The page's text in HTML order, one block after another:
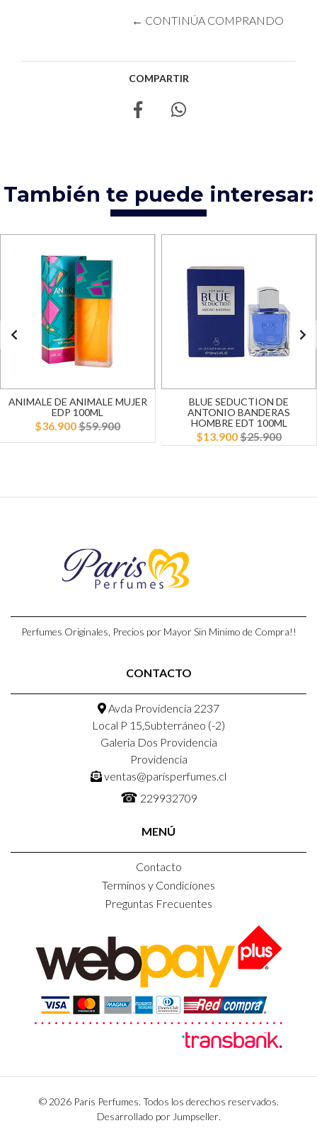
← CONTINÚA COMPRANDO
COMPARTIR
También te puede interesar:
ANIMALE DE ANIMALE MUJER
EDP 100ML
$36.900$59.900
BLUE SEDUCTION DE
ANTONIO BANDERAS
HOMBRE EDT 100ML
$13.900$25.900
Perfumes Originales, Precios por Mayor Sin Minimo de Compra!!
CONTACTO
Avda Providencia 2237
Local P 15,Subterráneo (-2)
Galeria Dos Providencia
Providencia
ventas@parisperfumes.cl
☎ 229932709
MENÚ
Contacto
Terminos y Condiciones
Preguntas Frecuentes
© 2026 Paris Perfumes. Todos los derechos reservados.
Desarrollado por Jumpseller.